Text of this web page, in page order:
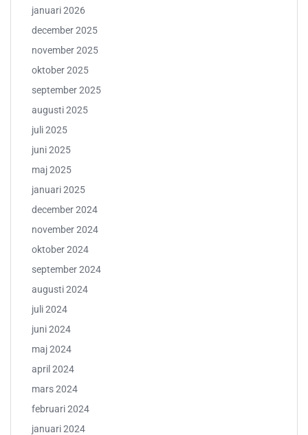
januari 2026
december 2025
november 2025
oktober 2025
september 2025
augusti 2025
juli 2025
juni 2025
maj 2025
januari 2025
december 2024
november 2024
oktober 2024
september 2024
augusti 2024
juli 2024
juni 2024
maj 2024
april 2024
mars 2024
februari 2024
januari 2024